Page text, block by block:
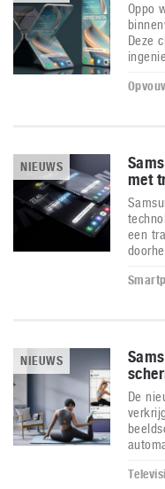
Oppo
Deze
NIEUWS
met
een
NIEUWS
De